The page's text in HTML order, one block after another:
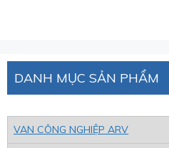
DANH MỤC SẢN PHẨM
VAN CÔNG NGHIỆP ARV